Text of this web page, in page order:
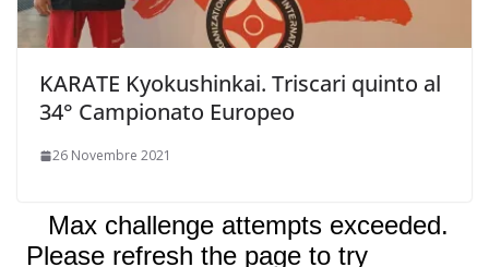
KARATE Kyokushinkai. Triscari quinto al
34° Campionato Europeo
26 Novembre 2021